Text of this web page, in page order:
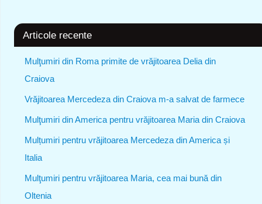
Articole recente
Mulţumiri din Roma primite de vrăjitoarea Delia din
Craiova
Vrăjitoarea Mercedeza din Craiova m-a salvat de farmece
Mulţumiri din America pentru vrăjitoarea Maria din Craiova
Mulțumiri pentru vrăjitoarea Mercedeza din America și
Italia
Mulţumiri pentru vrăjitoarea Maria, cea mai bună din
Oltenia